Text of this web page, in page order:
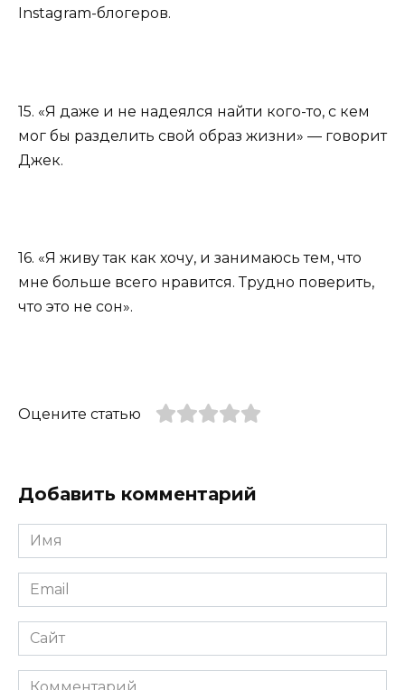
Instagram-блогеров.
15. «Я даже и не надеялся найти кого-то, с кем
мог бы разделить свой образ жизни» — говорит
Джек.
16. «Я живу так как хочу, и занимаюсь тем, что
мне больше всего нравится. Трудно поверить,
что это не сон».
Оцените статью
Добавить комментарий
Имя
*
Email
*
Сайт
Комментарий